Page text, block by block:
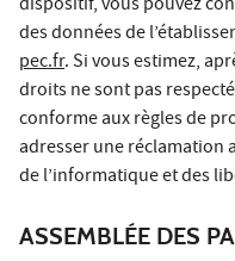
des données de
pec.fr. Si vous estimez,
droits ne sont pas
conforme aux règles de
adresser une réclamation
de l’informatique et des
ASSEMBLÉE DES